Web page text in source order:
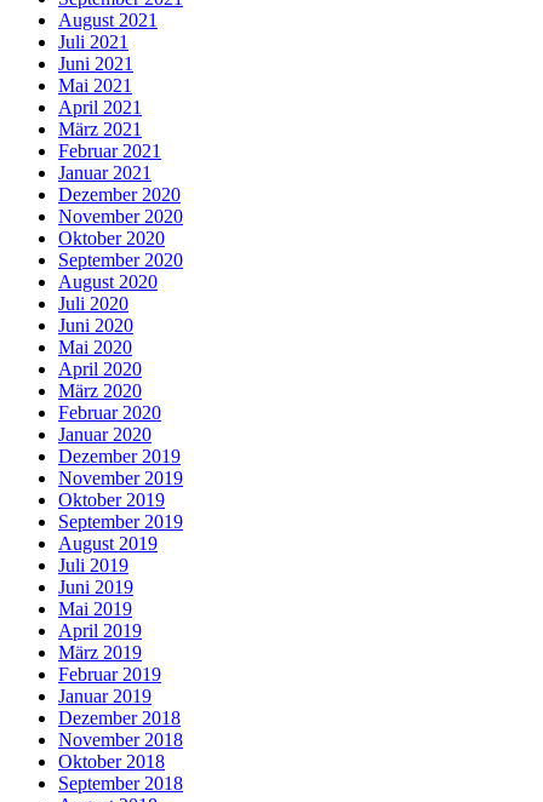
August 2021
Juli 2021
Juni 2021
Mai 2021
April 2021
März 2021
Februar 2021
Januar 2021
Dezember 2020
November 2020
Oktober 2020
September 2020
August 2020
Juli 2020
Juni 2020
Mai 2020
April 2020
März 2020
Februar 2020
Januar 2020
Dezember 2019
November 2019
Oktober 2019
September 2019
August 2019
Juli 2019
Juni 2019
Mai 2019
April 2019
März 2019
Februar 2019
Januar 2019
Dezember 2018
November 2018
Oktober 2018
September 2018